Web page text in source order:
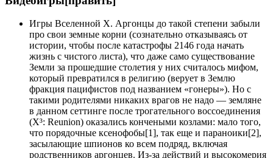
Игры Вселенной Х. Аргонцы до такой степени забыли
про свои земные корни (сознательно отказываясь от
истории, чтобы после катастрофы 2146 года начать
жизнь с чистого листа), что даже само существование
Земли за прошедшие столетия у них считалось мифом,
который превратился в религию (верует в Землю
фракция пацифистов под названием «гонеры»). Но с
такими родителями никаких врагов не надо — земляне
в данном сеттинге после трогательного воссоединения
(X³: Reunion) оказались кончеными козлами: мало того,
что порядочные ксенофобы[1], так еще и параноики[2],
засылающие шпионов ко всем подряд, включая
родственников аргонцев. Из-за действий и высокомерия